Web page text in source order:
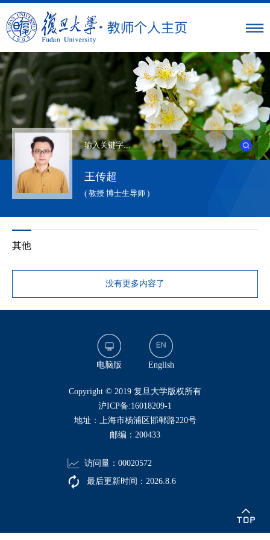
王传超
( 教授 博士生导师 )
其他
没有更多内容了
电脑版 English
​Copyright © 2019 复旦大学版权所有
沪ICP备:16018209-1
地址：上海市杨浦区邯郸路220号
邮编：200433
访问量： 00020572
最后更新时间： 2026 8 6